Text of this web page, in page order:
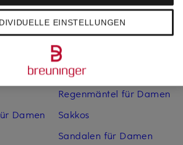
Herren
Damen
Lederjacken für Herren
Leinenkleider
Maxikleider
Regenmäntel für Damen
Sakkos
Sandalen für Damen
EINSTELLUNGEN